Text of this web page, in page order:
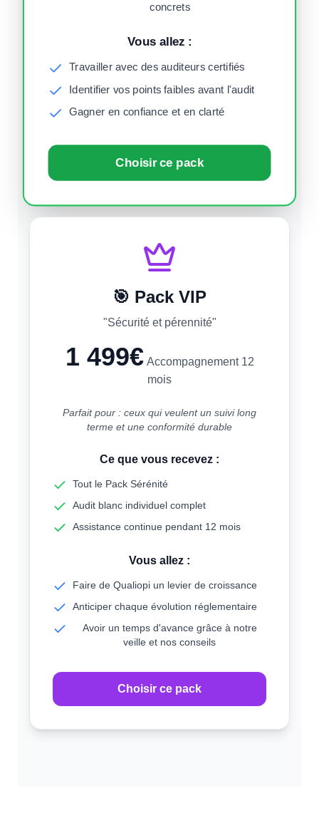
concrets
Vous allez :
Travailler avec des auditeurs certifiés
Identifier vos points faibles avant l'audit
Gagner en confiance et en clarté
Choisir ce pack
🎯 Pack VIP
"Sécurité et pérennité"
1 499€ Accompagnement 12
mois
Parfait pour : ceux qui veulent un suivi long
terme et une conformité durable
Ce que vous recevez :
Tout le Pack Sérénité
Audit blanc individuel complet
Assistance continue pendant 12 mois
Vous allez :
Faire de Qualiopi un levier de croissance
Anticiper chaque évolution réglementaire
Avoir un temps d'avance grâce à notre
veille et nos conseils
Choisir ce pack